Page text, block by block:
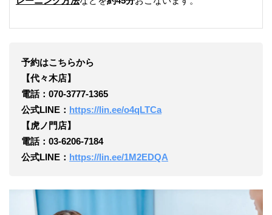
予約はこちらから
【代々木店】
電話：070‐3777‐1365
公式LINE： https://lin.ee/o4qLTCa
【虎ノ門店】
電話：03-6206-7184
公式LINE： https://lin.ee/1M2EDQA